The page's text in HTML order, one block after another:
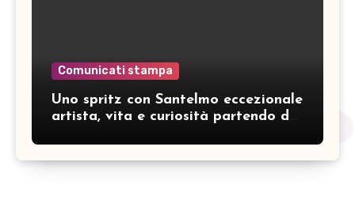
Comunicati stampa
Uno spritz con Santelmo eccezionale
artista, vita e curiosità partendo da